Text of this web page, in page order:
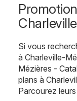
Si vous
à Charleville-
Mézières -
plans à
Parcourez